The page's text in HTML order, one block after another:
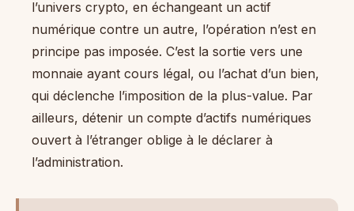
l’univers crypto, en échangeant un actif
numérique contre un autre, l’opération n’est en
principe pas imposée. C’est la sortie vers une
monnaie ayant cours légal, ou l’achat d’un bien,
qui déclenche l’imposition de la plus-value. Par
ailleurs, détenir un compte d’actifs numériques
ouvert à l’étranger oblige à le déclarer à
l’administration.